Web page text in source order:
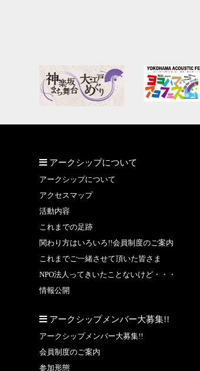
アークシップについて
アークシップについて
アクセスマップ
活動内容
これまでの足跡
関わり方はいろいろ!!会員制度のご案内
これまでご一緒させて頂いた皆さま
NPO法人ってきいたことないけど・・・
情報公開
アークシップメンバー大募集!!
アークシップメンバー大募集!!
会員制度のご案内
参加形態